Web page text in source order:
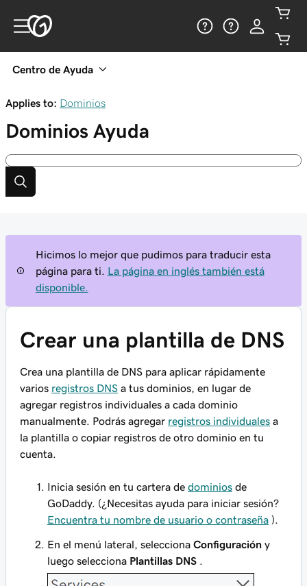
Centro de Ayuda
Applies to: Dominios
Dominios Ayuda
Hicimos lo mejor que pudimos para traducir esta
página para ti.
La página en inglés también está
disponible.
Crear una plantilla de DNS
Crea una plantilla de DNS para aplicar rápidamente
varios registros DNS a tus dominios, en lugar de
agregar registros individuales a cada dominio
manualmente. Podrás agregar registros individuales a
la plantilla o copiar registros de otro dominio en tu
cuenta.
Inicia sesión en tu cartera de dominios de
GoDaddy. (¿Necesitas ayuda para iniciar sesión?
Encuentra tu nombre de usuario o contraseña ).
En el menú lateral, selecciona Configuración y
luego selecciona Plantillas DNS